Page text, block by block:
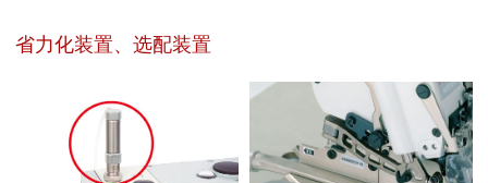
省力化装置、选配装置